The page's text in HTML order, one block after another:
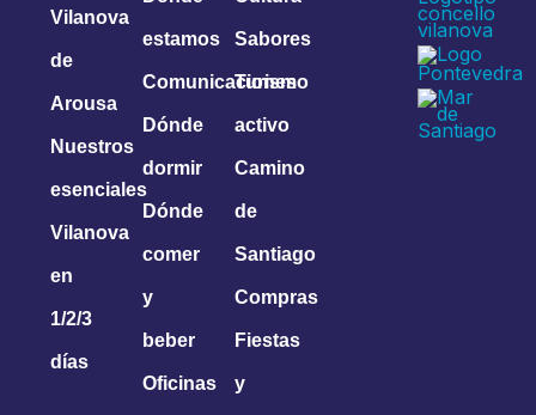
Vilanova
de
Arousa
Nuestros
esenciales
Vilanova
en
1/2/3
días
estamos
Comunicaciones
Dónde
dormir
Dónde
comer
y
beber
Oficinas
Sabores
Turismo
activo
Camino
de
Santiago
Compras
Fiestas
y